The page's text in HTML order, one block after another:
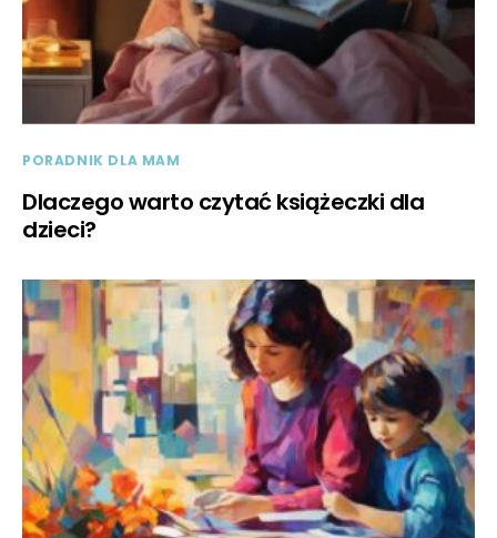
PORADNIK DLA MAM
Dlaczego warto czytać książeczki dla
dzieci?